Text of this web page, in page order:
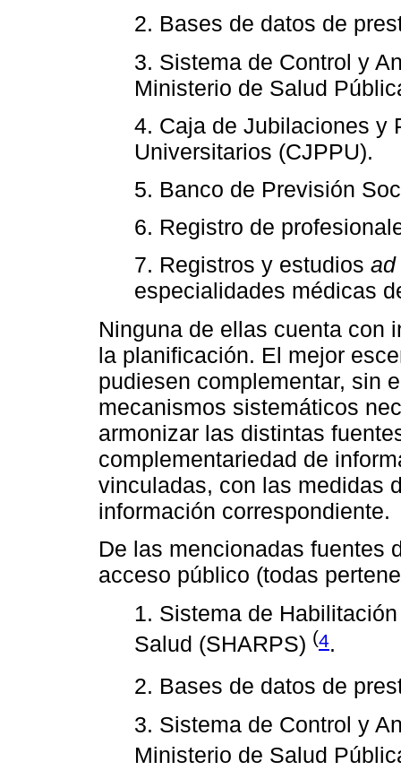
2. Bases de datos de
3. Sistema de Control y
Ministerio de Salud
4. Caja de Jubilaciones y
Universitarios (CJPPU).
5. Banco de Previsión
6. Registro de
7. Registros y estudios ad
especialidades médicas
Ninguna de ellas cuenta con
la planificación. El mejor
pudiesen complementar, sin
mecanismos sistemáticos
armonizar las distintas
complementariedad de
vinculadas, con las medidas
información correspondiente.
De las mencionadas fuentes
acceso público (todas
1. Sistema de
Salud (SHARPS) (4.
2. Bases de datos de
3. Sistema de Control y
Ministerio de Salud